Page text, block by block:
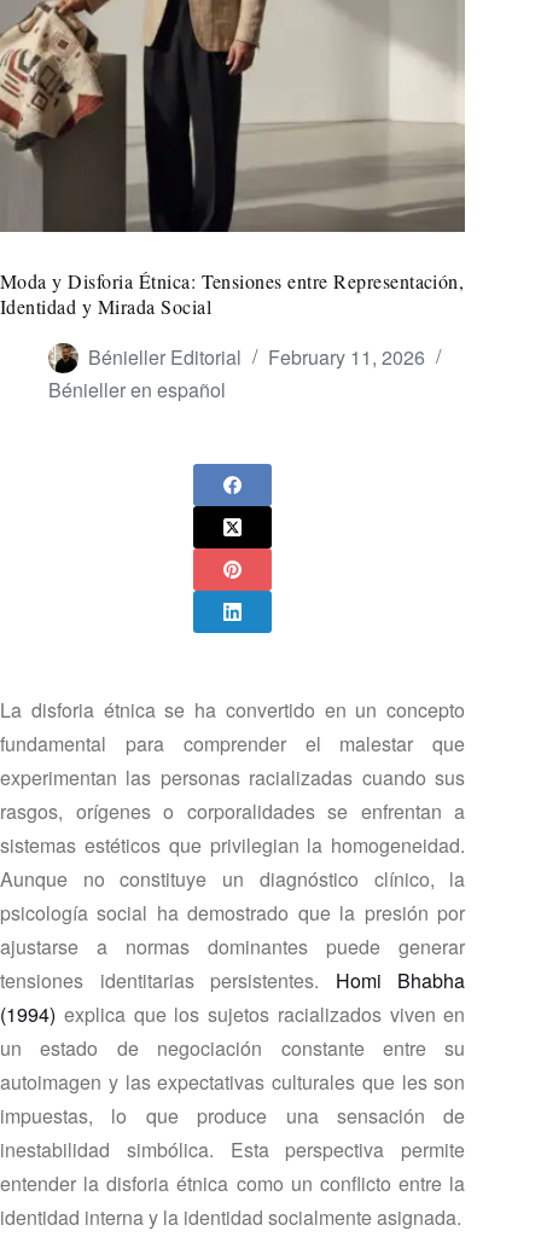
Moda y Disforia Étnica: Tensiones entre Representación,
Identidad y Mirada Social
Bénieller Editorial
February 11, 2026
Bénieller en español
La disforia étnica se ha convertido en un concepto
fundamental para comprender el malestar que
experimentan las personas racializadas cuando sus
rasgos, orígenes o corporalidades se enfrentan a
sistemas estéticos que privilegian la homogeneidad.
Aunque no constituye un diagnóstico clínico, la
psicología social ha demostrado que la presión por
ajustarse a normas dominantes puede generar
tensiones identitarias persistentes. Homi Bhabha
(1994) explica que los sujetos racializados viven en
un estado de negociación constante entre su
autoimagen y las expectativas culturales que les son
impuestas, lo que produce una sensación de
inestabilidad simbólica. Esta perspectiva permite
entender la disforia étnica como un conflicto entre la
identidad interna y la identidad socialmente asignada.